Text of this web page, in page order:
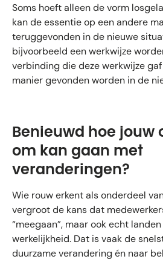
Soms hoeft alleen de vorm
kan de essentie op een andere
teruggevonden in de nieuwe
bijvoorbeeld een werkwijze
verbinding die deze werkwijze
manier gevonden worden in de
Benieuwd hoe jouw
om kan gaan met
veranderingen?
Wie rouw erkent als onderdeel
vergroot de kans dat
“meegaan”, maar ook echt
werkelijkheid. Dat is vaak de
duurzame verandering én naar